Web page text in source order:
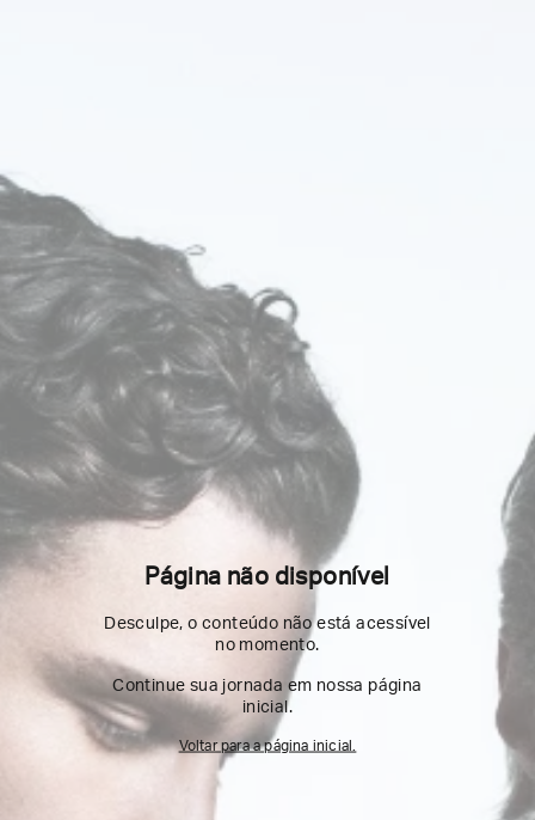
Página não disponível
Desculpe, o conteúdo não está acessível
no momento.
Continue sua jornada em nossa página
inicial.
Voltar para a página inicial.